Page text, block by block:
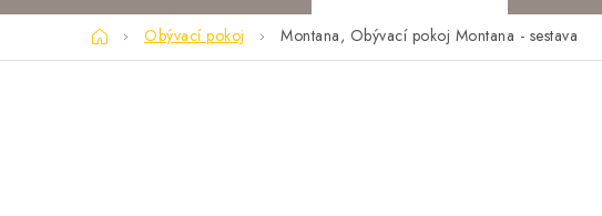
DomůObývací pokoj Montana, Obývací pokoj Montana - sestava